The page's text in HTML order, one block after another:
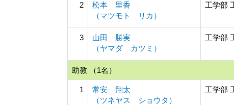
2
松本 里香
（マツモト リカ）
工学部
3
山田 勝実
（ヤマダ カツミ）
工学部
助教 （1名）
1
常安 翔太
（ツネヤス ショウタ）
工学部